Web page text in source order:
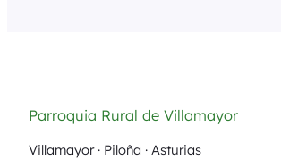
Parroquia Rural de Villamayor
Villamayor · Piloña · Asturias